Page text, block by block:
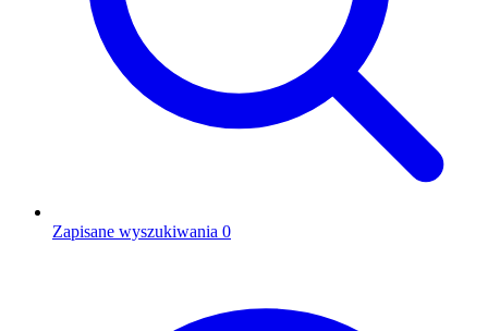
Zapisane wyszukiwania 0